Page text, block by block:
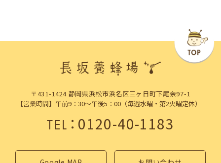
〒431-1424 静岡県浜松市浜名区三ヶ日町下尾奈97-1
【営業時間】午前9：30～午後5：00（毎週水曜・第2火曜定休）
TEL：0120-40-1183